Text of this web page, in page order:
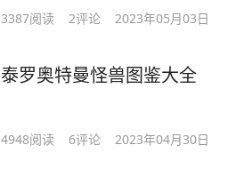
3387阅读 2评论 2023年05月03日
泰罗奥特曼怪兽图鉴大全
4948阅读 6评论 2023年04月30日